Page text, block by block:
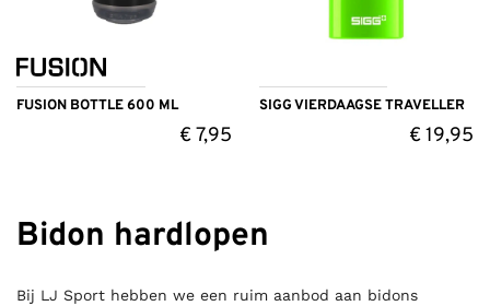
FUSION BOTTLE 600 ML
€7,95
SIGG VIERDAAGSE TRAVELLER
€19,95
Bidon hardlopen
Bij LJ Sport hebben we een ruim aanbod aan bidons